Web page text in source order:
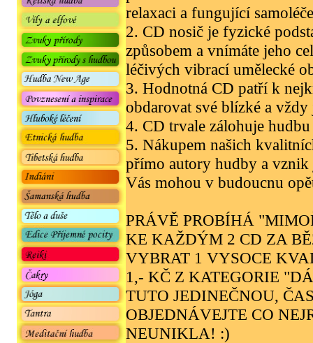
relaxaci a fungující
2. CD nosič je fyzické
způsobem a vnímáte jeho
léčivých vibrací umělecké
3. Hodnotná CD patří k
obdarovat své blízké a vždy
4. CD trvale zálohuje
5. Nákupem našich
přímo autory hudby a
Vás mohou v budoucnu
PRÁVĚ PROBÍHÁ
KE KAŽDÝM 2 CD ZA
VYBRAT 1 VYSOCE
1,- KČ Z KATEGORIE
TUTO JEDINEČNOU,
OBJEDNÁVEJTE CO
NEUNIKLA! :)